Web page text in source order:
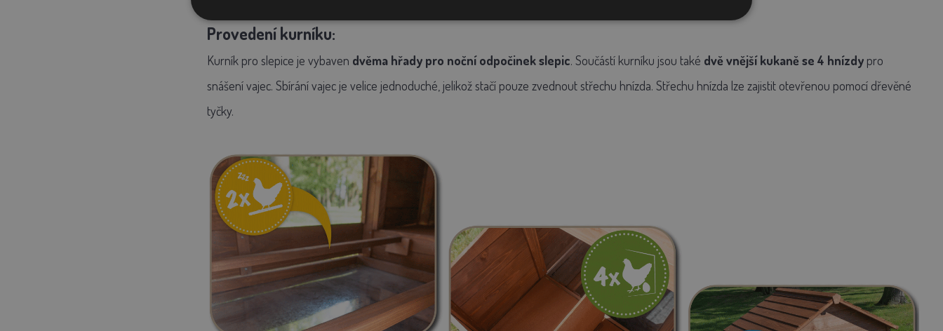
Provedení kurníku:
Kurník pro slepice je vybaven dvěma hřady pro noční odpočinek slepic. Součástí kurníku jsou také dvě vnější kukaně se 4 hnízdy pro
snášení vajec. Sbírání vajec je velice jednoduché , jelikož stačí pouze zvednout střechu hnízda. Střechu hnízda lze zajistit otevřenou pomocí dřevěné
tyčky.